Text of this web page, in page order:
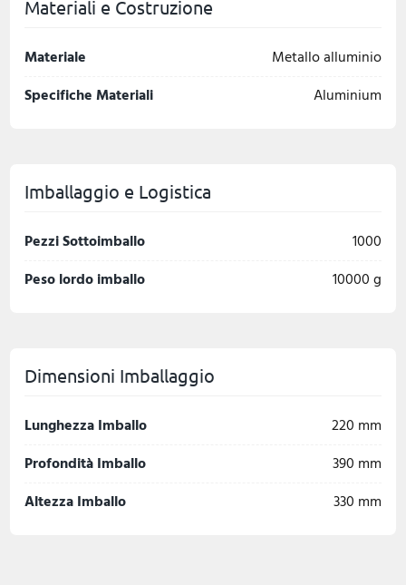
Materiali e Costruzione
Materiale
Metallo alluminio
Specifiche Materiali
Aluminium
Imballaggio e Logistica
Pezzi Sottoimballo
1000
Peso lordo imballo
10000 g
Dimensioni Imballaggio
Lunghezza Imballo
220 mm
Profondità Imballo
390 mm
Altezza Imballo
330 mm